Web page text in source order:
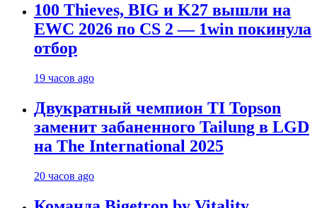
100 Thieves, BIG и K27 вышли на
EWC 2026 по CS 2 — 1win покинула
отбор
19 часов ago
Двукратный чемпион TI Topson
заменит забаненного Tailung в LGD
на The International 2025
20 часов ago